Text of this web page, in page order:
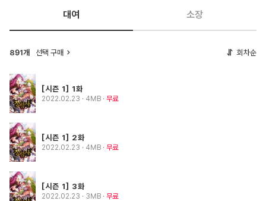
대여 소장
891개 선택 구매 회차순
[시즌 1] 1화
2022.02.23 · 4MB 무료
[시즌 1] 2화
2022.02.23 · 4MB 무료
[시즌 1] 3화
2022.02.23 · 3MB 무료